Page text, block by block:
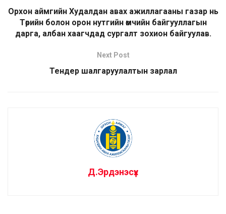
Орхон аймгийн Худалдан авах ажиллагааны газар нь
Төрийн болон орон нутгийн өмчийн байгууллагын
дарга, албан хаагчдад сургалт зохион байгуулав.
Next Post
Тендер шалгаруулалтын зарлал
Д.Эрдэнэсүх